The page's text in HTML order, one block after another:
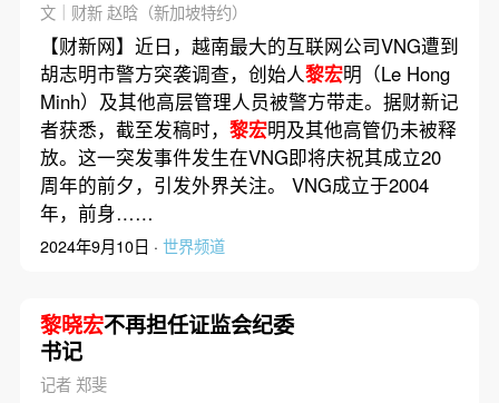
文｜财新 赵晗（新加坡特约）
【财新网】近日，越南最大的互联网公司VNG遭到
胡志明市警方突袭调查，创始人黎宏明（Le Hong
Minh）及其他高层管理人员被警方带走。据财新记
者获悉，截至发稿时， 黎宏明及其他高管仍未被释
放。这一突发事件发生在VNG即将庆祝其成立20
周年的前夕，引发外界关注。 VNG成立于2004
年，前身……
2024年9月10日 · 世界频道
黎晓宏不再担任证监会纪委
书记
记者 郑斐